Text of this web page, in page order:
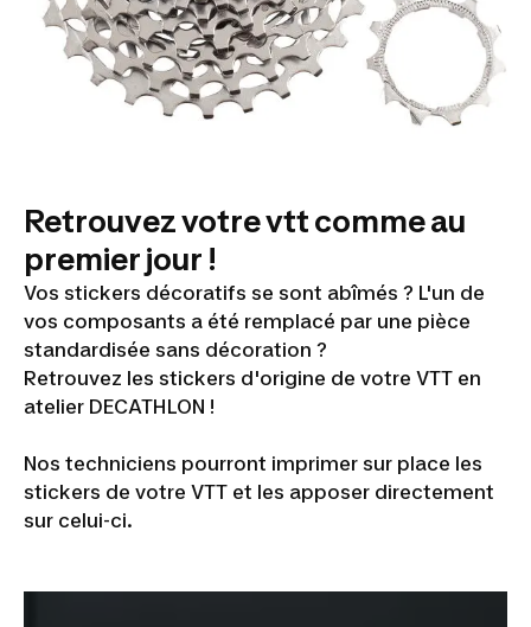
Retrouvez votre vtt comme au
premier jour !
Vos stickers décoratifs se sont abîmés ? L'un de
vos composants a été remplacé par une pièce
standardisée sans décoration ?
Retrouvez les stickers d'origine de votre VTT en
atelier DECATHLON !
Nos techniciens pourront imprimer sur place les
stickers de votre VTT et les apposer directement
sur celui-ci.